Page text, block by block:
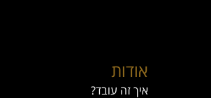
אודות
איך זה עובד?